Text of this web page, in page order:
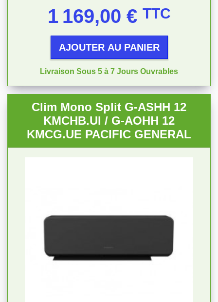
1 169,00 € TTC
AJOUTER AU PANIER
Livraison Sous 5 à 7 Jours Ouvrables
Clim Mono Split G-ASHH 12
KMCHB.UI / G-AOHH 12
KMCG.UE PACIFIC GENERAL